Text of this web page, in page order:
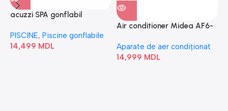
acuzzi SPA gonflabil
Bubble” 28446
PISCINE, Piscine gonflabile
14,499 MDL
Air conditioner Midea AF6-
Aparate de aer condiționat
14,999 MDL